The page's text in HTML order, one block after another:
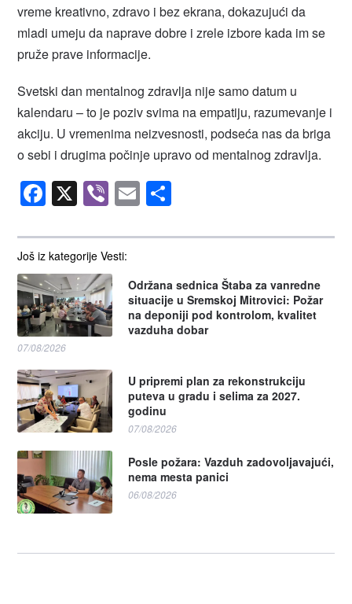
Još iz kategorije Vesti:
Održana sednica Štaba za vanredne
situacije u Sremskoj Mitrovici: Požar
na deponiji pod kontrolom, kvalitet
vazduha dobar
07/08/2026
U pripremi plan za rekonstrukciju
puteva u gradu i selima za 2027.
godinu
07/08/2026
Posle požara: Vazduh zadovoljavajući,
nema mesta panici
06/08/2026
vreme kreativno, zdravo i bez ekrana, dokazujući da
mladi umeju da naprave dobre i zrele izbore kada im se
pruže prave informacije.
Svetski dan mentalnog zdravlja nije samo datum u
kalendaru – to je poziv svima na empatiju, razumevanje i
akciju. U vremenima neizvesnosti, podseća nas da briga
o sebi i drugima počinje upravo od mentalnog zdravlja.
Facebook
X ViberEmail